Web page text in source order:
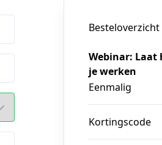
Besteloverzicht
Webinar:
je werken
Eenmalig
Kortingscode